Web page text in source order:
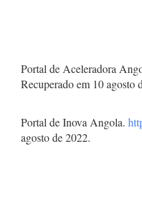
Portal de Aceleradora
Recuperado em 10 agosto
Portal de Inova Angola.
agosto de 2022.